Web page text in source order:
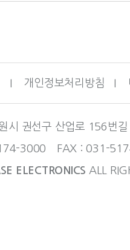
I 개인정보처리방침 I
시 권선구 산업로 156번
3000 FAX : 031-
ELECTRONICS ALL